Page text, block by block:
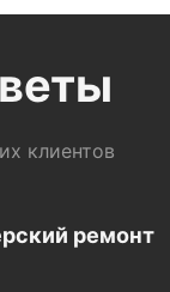
клиентов
ремонт